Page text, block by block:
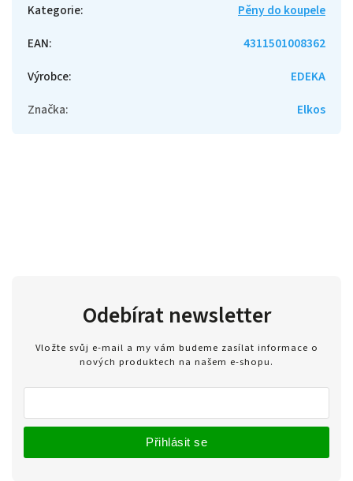
Kategorie:
Pěny do koupele
EAN:
4311501008362
Výrobce:
EDEKA
Značka: Elkos
Odebírat newsletter
Vložte svůj e-mail a my vám budeme zasílat informace o
nových produktech na našem e-shopu.
Přihlásit se